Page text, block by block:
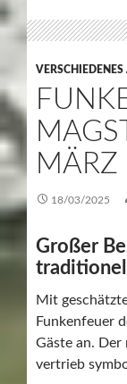
18/03/2025
Großer
Mit
Funkenfeuer
Gäste an.
vertrieb